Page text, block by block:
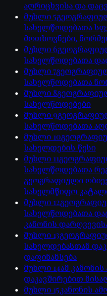
აღრიცხვისა და
მუხლი 5
სახელწოდებათა
მოთხოვნები,
მუხლი 6
სახელწოდებათა
მუხლი7
სახელწოდებათა
მუხლი 8
სახელწოდებები
მუხლი 9
სახელწოდებათა
მუხლი 10
სახელდების წესი
მუხლი 11
სახელწოდებათა
გეოგრაფიული
სახელმწიფო
მუხლი 12
სახელწოდებათა
კანონის
მუხლი 13
სახელდებასთან
დაფინანსება
მუხლი 14ამ
დაკავშირებით
მუხლი 15კანონის